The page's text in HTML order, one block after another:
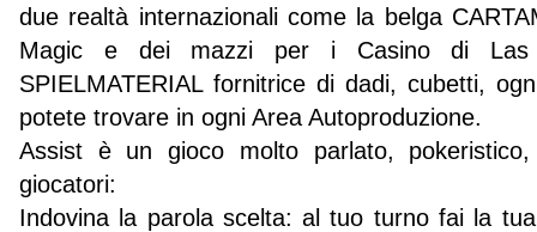
due realtà internazionali come la belga
Magic e dei mazzi per i Casino di Las
SPIELMATERIAL fornitrice di dadi, cubetti,
potete trovare in ogni Area Autoproduzione.
Assist è un gioco molto parlato,
giocatori:
Indovina la parola scelta: al tuo turno fai la